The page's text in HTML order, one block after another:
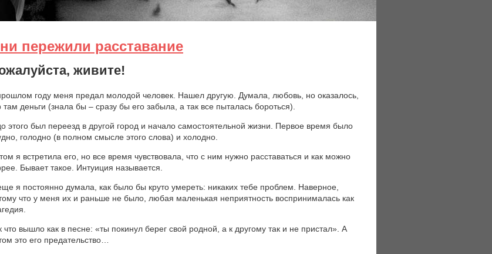
пережили расставание
живите!
году меня предал молодой человек. Нашел другую. Думала, любовь, но оказалось,
там деньги (знала бы – сразу бы его забыла, а так все пыталась бороться).
этого был переезд в другой город и начало самостоятельной жизни. Первое время было
голодно (в полном смысле этого слова) и холодно.
я встретила его, но все время чувствовала, что с ним нужно расставаться и как можно
Бывает такое. Интуиция называется.
я постоянно думала, как было бы круто умереть: никаких тебе проблем. Наверное,
что у меня их и раньше не было, любая маленькая неприятность воспринималась как
что вышло как в песне: «ты покинул берег свой родной, а к другому так и не пристал». А
это его предательство…